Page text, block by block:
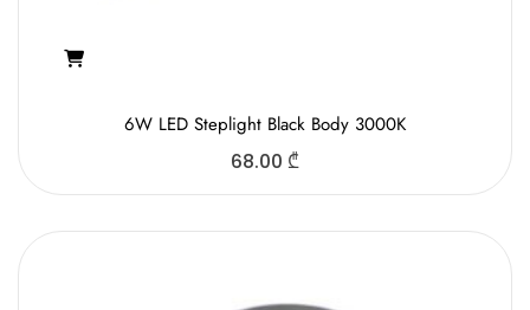
6W LED Steplight Black Body 3000K
68.00 ₾